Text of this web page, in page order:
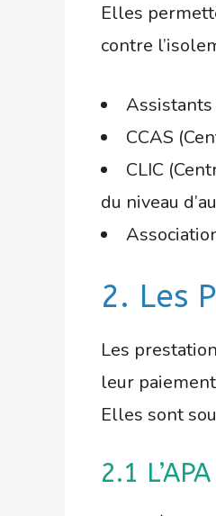
Elles
contre
CCAS
CLIC
du niveau
2. Les
Les
leur
Elles sont
2.1